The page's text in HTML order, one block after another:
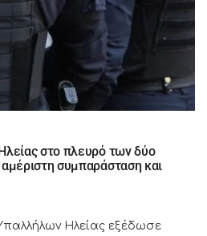
στο πλευρό των δύο
συμπαράσταση και
Ηλείας εξέδωσε